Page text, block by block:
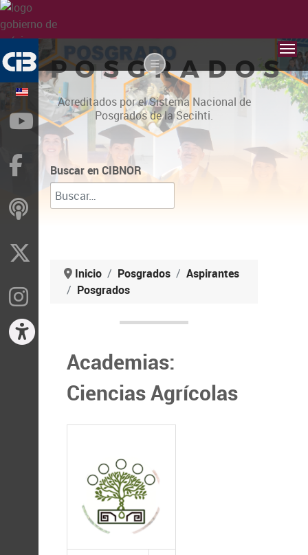
POSGRADOS
Acreditados por el Sistema Nacional de
Posgrados de la Secihti.
Buscar en CIBNOR
Inicio Posgrados
Aspirantes
Posgrados
Academias:
Ciencias Agrícolas
YouTube
Facebook
ivoox
Instragram